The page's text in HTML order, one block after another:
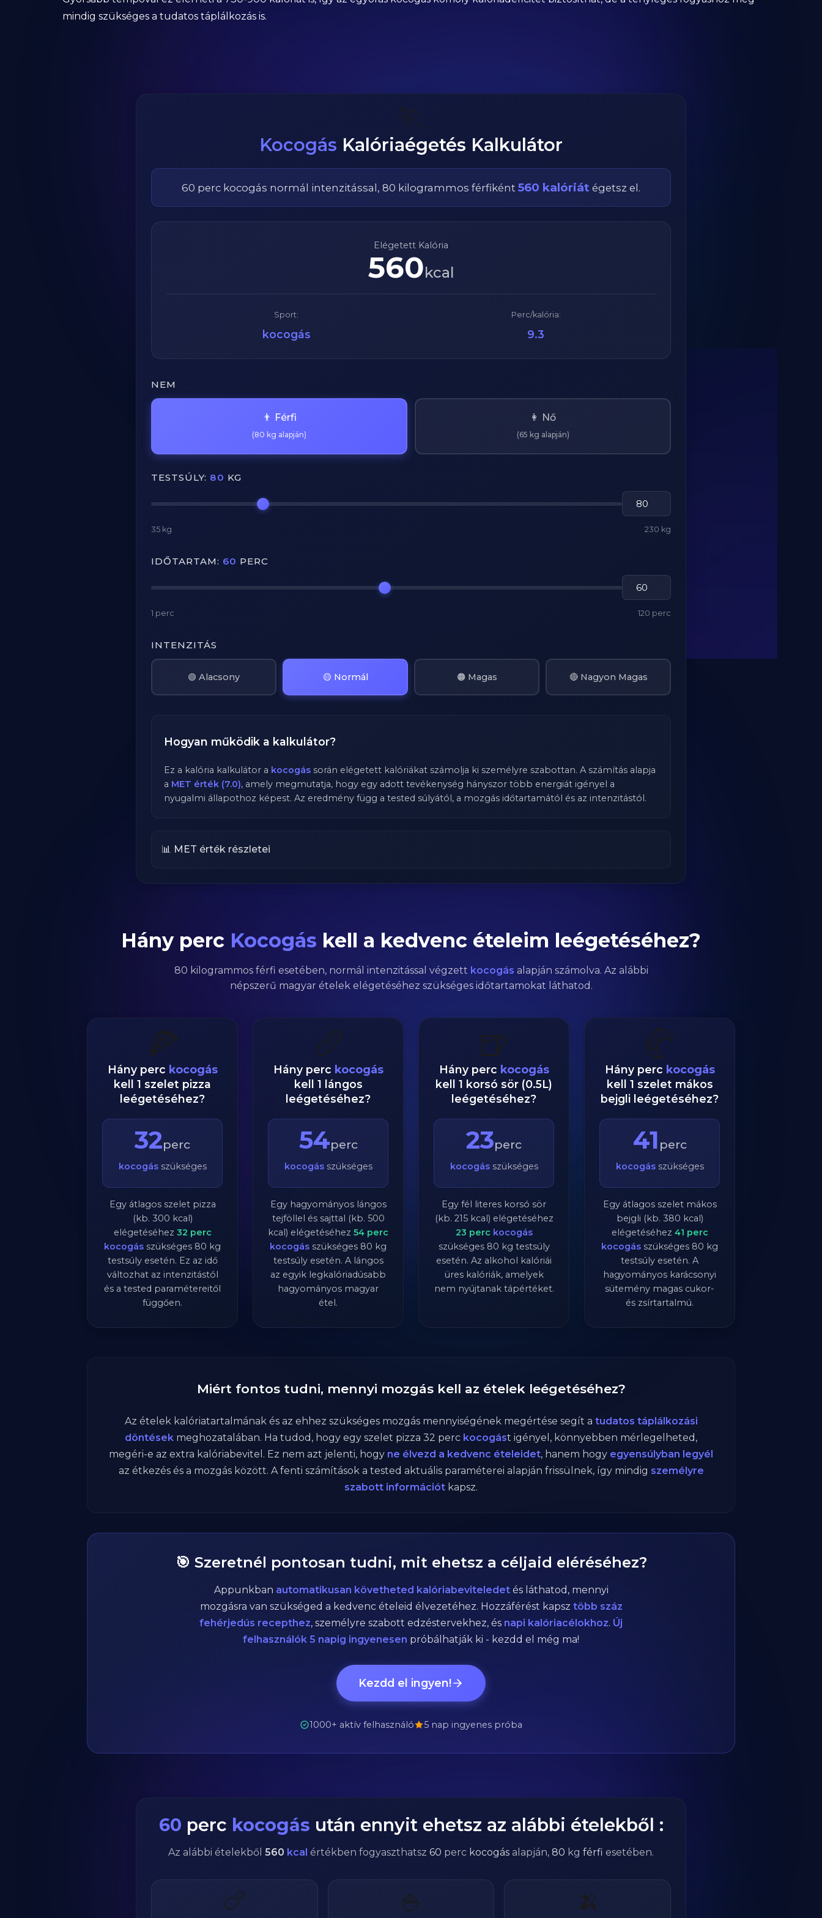
mindig szükséges a tudatos táplálkozás is.
🏃
Kocogás Kalóriaégetés Kalkulátor
60 perc kocogás normál intenzitással, 80 kilogrammos férfi ként 560 kalóriát égetsz el.
Elégetett Kalória
560kcal
Sport:
kocogás
Perc/kalória:
9.3
NEM
👨 Férfi
(80 kg alapján)
👩 Nő
(65 kg alapján)
TESTSÚLY: 80 KG
35 kg 230 kg
IDŐTARTAM: 60 PERC
1 perc 120 perc
INTENZITÁS
🟢 Alacsony 🟡 Normál 🟠 Magas 🔴 Nagyon Magas
Hogyan működik a kalkulátor?
Ez a kalória kalkulátor a kocogás során elégetett kalóriákat számolja ki személyre szabottan. A számítás alapja
a MET érték (7.0), amely megmutatja, hogy egy adott tevékenység hányszor több energiát igényel a
nyugalmi állapothoz képest. Az eredmény függ a tested súlyától, a mozgás időtartamától és az intenzitástól.
📊 MET érték részletei
Hány perc Kocogás kell a kedvenc ételeim leégetéséhez?
80 kilogrammos férfi esetében, normál intenzitással végzett kocogás alapján számolva. Az alábbi
népszerű magyar ételek elégetéséhez szükséges időtartamokat láthatod.
🍕
Hány perc kocogás
kell 1 szelet pizza
leégetéséhez?
32perc
kocogásszükséges
Egy átlagos szelet pizza
(kb. 300 kcal)
elégetéséhez 32 perc
kocogás szükséges 80 kg
testsúly esetén. Ez az idő
változhat az intenzitástól
és a tested paramétereitől
függően.
🥖
Hány perc kocogás
kell 1 lángos
leégetéséhez?
54perc
kocogásszükséges
Egy hagyományos lángos
tejföllel és sajttal (kb. 500
kcal) elégetéséhez 54 perc
kocogás szükséges 80 kg
testsúly esetén. A lángos
az egyik legkalóriadúsabb
hagyományos magyar
étel.
🍺
Hány perc kocogás
kell 1 korsó sör (0.5L)
leégetéséhez?
23perc
kocogásszükséges
Egy fél literes korsó sör
(kb. 215 kcal) elégetéséhez
23 perc kocogás
szükséges 80 kg testsúly
esetén. Az alkohol kalóriái
üres kalóriák, amelyek
nem nyújtanak tápértéket.
🥐
Hány perc kocogás
kell 1 szelet mákos
bejgli leégetéséhez?
41 perc
kocogásszükséges
Egy átlagos szelet mákos
bejgli (kb. 380 kcal)
elégetéséhez 41 perc
kocogás szükséges 80 kg
testsúly esetén. A
hagyományos karácsonyi
sütemény magas cukor-
és zsírtartalmú.
Miért fontos tudni, mennyi mozgás kell az ételek leégetéséhez?
Az ételek kalóriatartalmának és az ehhez szükséges mozgás mennyiségének megértése segít a tudatos táplálkozási
döntések meghozatalában. Ha tudod, hogy egy szelet pizza 32 perc kocogást igényel, könnyebben mérlegelheted,
megéri-e az extra kalóriabevitel. Ez nem azt jelenti, hogy ne élvezd a kedvenc ételeidet, hanem hogy egyensúlyban legyél
az étkezés és a mozgás között. A fenti számítások a tested aktuális paraméterei alapján frissülnek, így mindig személyre
szabott információt kapsz.
🎯 Szeretnél pontosan tudni, mit ehetsz a céljaid eléréséhez?
Appunkban automatikusan követheted kalóriabeviteledetés láthatod, mennyi
mozgásra van szükséged a kedvenc ételeid élvezetéhez. Hozzáférést kapsz több száz
fehérjedús recepthez, személyre szabott edzéstervekhez, és napi kalóriacélokhoz. Új
felhasználók 5 napig ingyenesen próbálhatják ki - kezdd el még ma!
Kezdd el ingyen!
1000+ aktív felhasználó 5 nap ingyenes próba
60 perc kocogás után ennyit ehetsz az alábbi ételekből :
Az alábbi ételekből 560 kcal értékben fogyaszthatsz 60 perc kocogás alapján, 80 kg férfi esetében.
🍗 🍚 🍌